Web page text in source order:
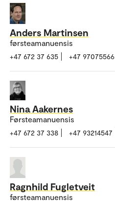
Anders Martinsen
førsteamanuensis
+47 672 37 635 +47 97075566
Nina Aakernes
Førsteamanuensis
+47 672 37 338 +47 93214547
Ragnhild Fugletveit
førsteamanuensis